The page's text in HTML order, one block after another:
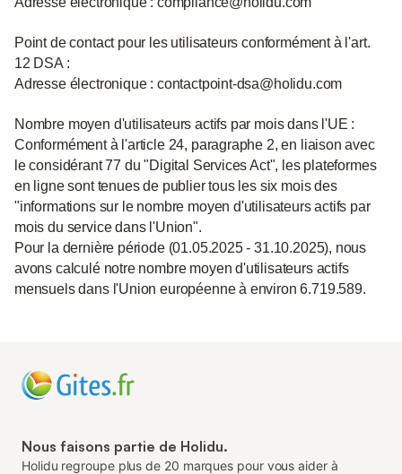
Point de contact pour les utilisateurs conformément à l'art.
12 DSA :
Adresse électronique : contactpoint-dsa@holidu.com
Nombre moyen d'utilisateurs actifs par mois dans l'UE :
Conformément à l'article 24, paragraphe 2, en liaison avec
le considérant 77 du "Digital Services Act", les plateformes
en ligne sont tenues de publier tous les six mois des
"informations sur le nombre moyen d'utilisateurs actifs par
mois du service dans l'Union".
Pour la dernière période (01.05.2025 - 31.10.2025), nous
avons calculé notre nombre moyen d'utilisateurs actifs
mensuels dans l'Union européenne à environ 6.719.589.
Nous faisons partie de Holidu.
Holidu regroupe plus de 20 marques pour vous aider à